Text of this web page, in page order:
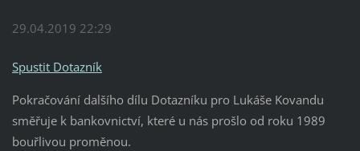
29.04.2019 22:29
Spustit Dotazník
Pokračování dalšího dílu Dotazníku pro Lukáše Kovandu
směřuje k bankovnictví, které u nás prošlo od roku 1989
bouřlivou proměnou.